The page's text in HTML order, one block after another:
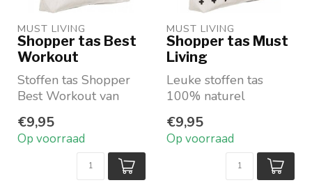
MUST LIVING
Shopper tas Best
Workout
Stoffen tas Shopper
Best Workout van
€9,95
Op voorraad
MUST LIVING
Shopper tas Must
Living
Leuke stoffen tas
100% naturel
Maat: 37x45x10 cm
Opdruk zwart
€9,95
Op voorraad